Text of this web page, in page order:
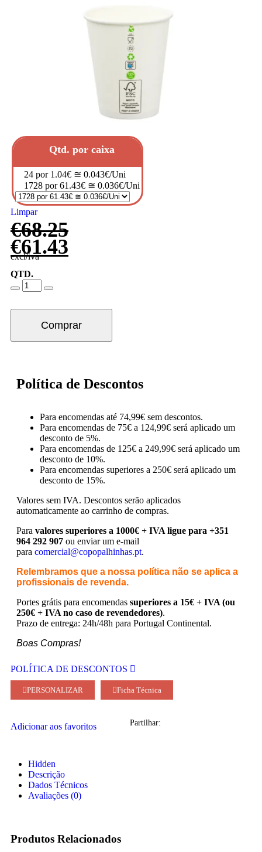
Qtd. por caixa
24 por 1.04€ ≅ 0.043€/Uni
1728 por 61.43€ ≅ 0.036€/Uni
Limpar
€68.25
€61.43
excl/iva
QTD.
Comprar
Política de Descontos
Para encomendas até 74,99€ sem descontos.
Para encomendas de 75€ a 124,99€ será aplicado um
desconto de 5%.
Para encomendas de 125€ a 249,99€ será aplicado um
desconto de 10%.
Para encomendas superiores a 250€ será aplicado um
desconto de 15%.
Valores sem IVA. Descontos serão aplicados
automaticamente ao carrinho de compras.
Para valores superiores a 1000€ + IVA ligue para +351
964 292 907 ou enviar um e-mail
para comercial@copopalhinhas.pt.
Relembramos que a nossa política não se aplica a
profissionais de revenda.
Portes grátis para encomendas superiores a 15€ + IVA (ou
250€ + IVA no caso de revendedores).
Prazo de entrega: 24h/48h para Portugal Continental.
Boas Compras!
POLÍTICA DE DESCONTOS
PERSONALIZAR Ficha Técnica
Adicionar aos favoritos Partilhar:
Hidden
Descrição
Dados Técnicos
Avaliações (0)
Produtos Relacionados